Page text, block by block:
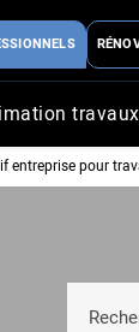
travaux
entreprise pour